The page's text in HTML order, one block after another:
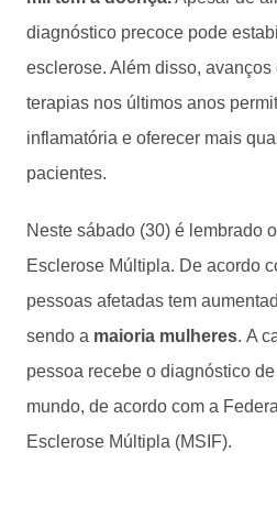
diagnóstico precoce pode
esclerose. Além disso,
terapias nos últimos anos
inflamatória e oferecer mais
pacientes.
Neste sábado (30) é lembrado
Esclerose Múltipla. De acordo
pessoas afetadas tem
sendo a maioria mulheres. A
pessoa recebe o diagnóstico
mundo, de acordo com a
Esclerose Múltipla (MSIF).